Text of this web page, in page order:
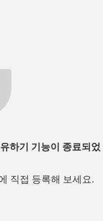
하기 기능이 종료되었
직접 등록해 보세요.